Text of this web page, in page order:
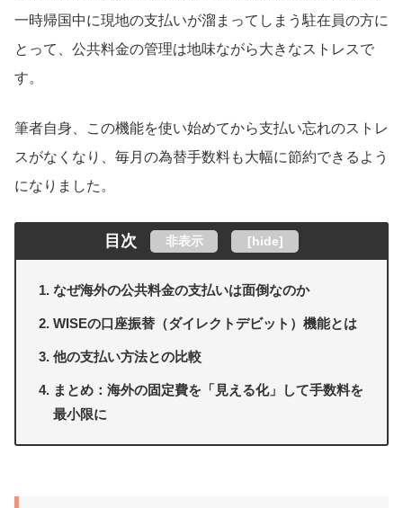
一時帰国中に現地の支払いが溜まってしまう駐在員の方に
とって、公共料金の管理は地味ながら大きなストレスで
す。
筆者自身、この機能を使い始めてから支払い忘れのストレ
スがなくなり、毎月の為替手数料も大幅に節約できるよう
になりました。
目次 非表示 [hide]
なぜ海外の公共料金の支払いは面倒なのか
WISEの口座振替（ダイレクトデビット）機能とは
他の支払い方法との比較
まとめ：海外の固定費を「見える化」して手数料を
最小限に